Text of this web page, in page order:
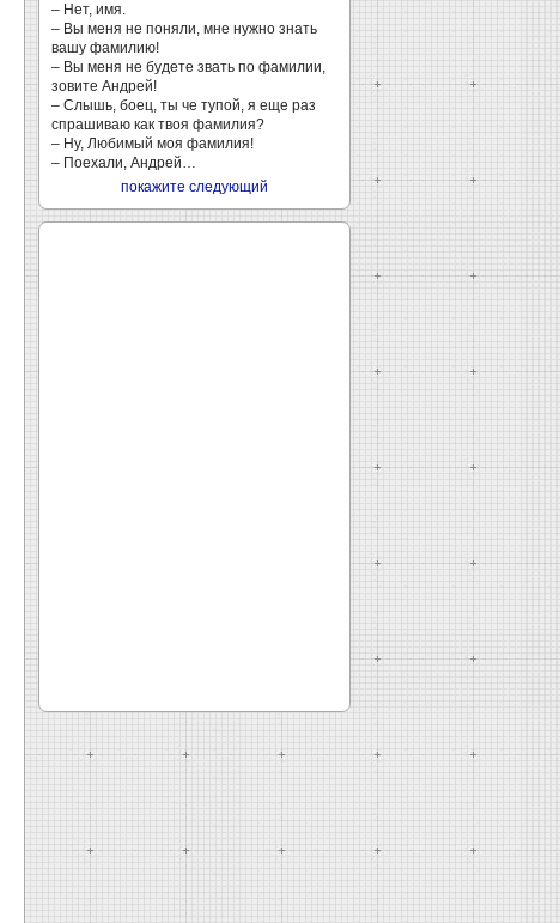
– Нет, имя.
– Вы меня не поняли, мне нужно знать
вашу фамилию!
– Вы меня не будете звать по фамилии,
зовите Андрей!
– Слышь, боец, ты че тупой, я еще раз
спрашиваю как твоя фамилия?
– Ну, Любимый моя фамилия!
– Поехали, Андрей…
покажите следующий